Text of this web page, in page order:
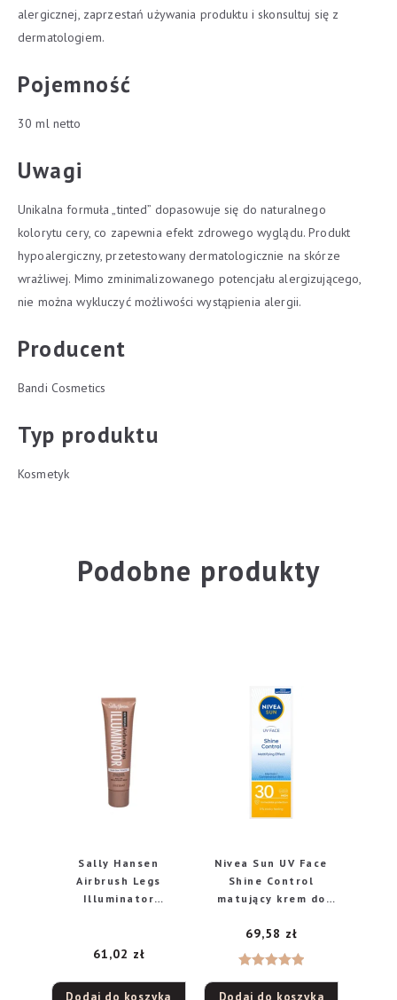
alergicznej, zaprzestań używania produktu i skonsultuj się z
dermatologiem.
Pojemność
30 ml netto
Uwagi
Unikalna formuła „tinted” dopasowuje się do naturalnego
kolorytu cery, co zapewnia efekt zdrowego wyglądu. Produkt
hypoalergiczny, przetestowany dermatologicznie na skórze
wrażliwej. Mimo zminimalizowanego potencjału alergizującego,
nie można wykluczyć możliwości wystąpienia alergii.
Producent
Bandi Cosmetics
Typ produktu
Kosmetyk
Podobne produkty
Sally Hansen
Airbrush Legs
Illuminator
61,02 zł
Dodaj do koszyka
Nivea Sun UV Face
Shine Control
matujący krem do
ochroną SPF 30, 50
ml
5.00na 5
69,58 zł
Dodaj do koszyka